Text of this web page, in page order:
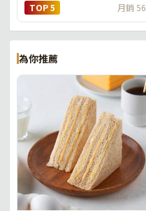
TOP 5 月銷 56
為你推薦